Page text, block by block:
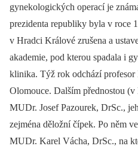
gynekologických operací je
prezidenta republiky byla v roce
v Hradci Králové zrušena a
akademie, pod kterou spadala i
klinika. Týž rok odchází
Olomouce. Dalším přednostou
MUDr. Josef Pazourek, DrSc.,
zejména děložní čípek. Po něm
MUDr. Karel Vácha, DrSc., na